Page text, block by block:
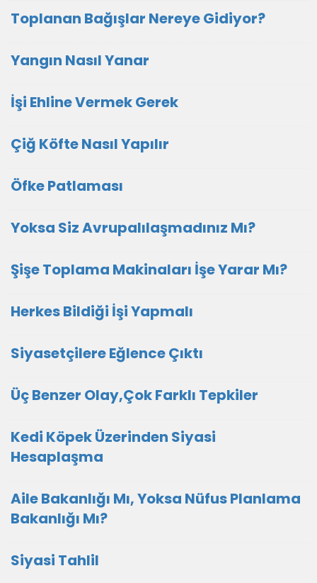
Toplanan Bağışlar Nereye Gidiyor?
Yangın Nasıl Yanar
İşi Ehline Vermek Gerek
Çiğ Köfte Nasıl Yapılır
Öfke Patlaması
Yoksa Siz Avrupalılaşmadınız Mı?
Şişe Toplama Makinaları İşe Yarar Mı?
Herkes Bildiği İşi Yapmalı
Siyasetçilere Eğlence Çıktı
Üç Benzer Olay,Çok Farklı Tepkiler
Kedi Köpek Üzerinden Siyasi
Hesaplaşma
Aile Bakanlığı Mı, Yoksa Nüfus Planlama
Bakanlığı Mı?
Siyasi Tahlil